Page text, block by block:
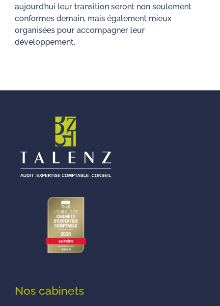
aujourd’hui leur transition seront non seulement
conformes demain, mais également mieux
organisées pour accompagner leur
développement.
Nos cabinets